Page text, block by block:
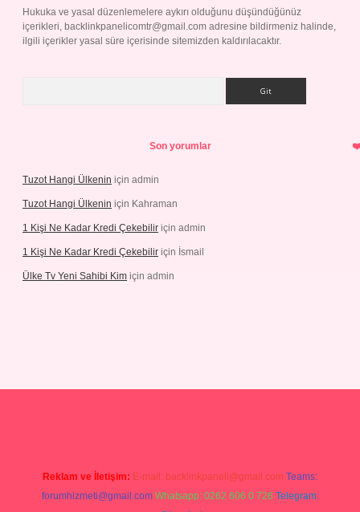
Hukuka ve yasal düzenlemelere aykırı olduğunu düşündüğünüz
içerikleri, backlinkpanelicomtr@gmail.com adresine bildirmeniz halinde,
ilgili içerikler yasal süre içerisinde sitemizden kaldırılacaktır.
Son yorumlar
Tuzot Hangi Ülkenin için admin
Tuzot Hangi Ülkenin için Kahraman
1 Kişi Ne Kadar Kredi Çekebilir için admin
1 Kişi Ne Kadar Kredi Çekebilir için İsmail
Ülke Tv Yeni Sahibi Kim için admin
Reklam ve İletişim: E-mail: backlinkpaneli@gmail.com Teams:
forumhizmeti@gmail.com Whatsapp: 0262 606 0 726 Telegram: